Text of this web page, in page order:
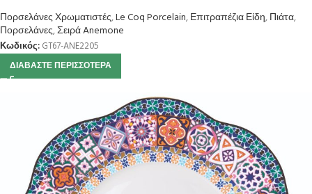
Πορσελάνες Χρωματιστές,Le Coq Porcelain,Επιτραπέζια Είδη,Πιάτα,
Πορσελάνες,Σειρά Anemone
Κωδικός: GT67-ANE2205
ΔΙΑΒΆΣΤΕ ΠΕΡΙΣΣΌΤΕΡΑ